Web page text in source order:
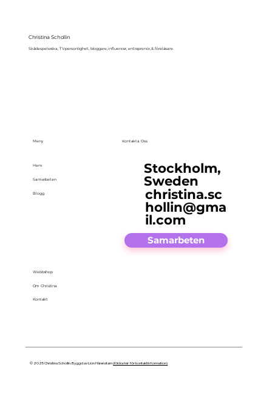
Christina Schollin
Skådespelerska, TV-personlighet, bloggare, influencer, entreprenör, & föreläsare.
Meny
Hem
Samarbeten
Blogg
Webbshop
Om Christina
Kontakt
Kontakta Oss
Stockholm,
Sweden
christina.sc
hollin@gma
il.com
Samarbeten
© 2025 Christina Schollin. Byggd av Lion Härenstam(Klicka här för kontaktinformation)